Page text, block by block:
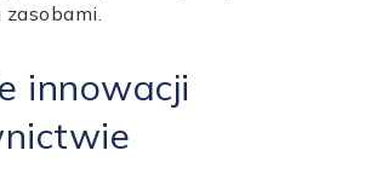
innowacji